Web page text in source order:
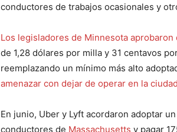
conductores de trabajos ocasionales y
Los legisladores de Minnesota aprobaron
de 1,28 dólares por milla y 31 centavos
reemplazando un mínimo más alto
amenazar con dejar de operar en la ciudad
En junio, Uber y Lyft acordaron adoptar
conductores de Massachusetts y pagar